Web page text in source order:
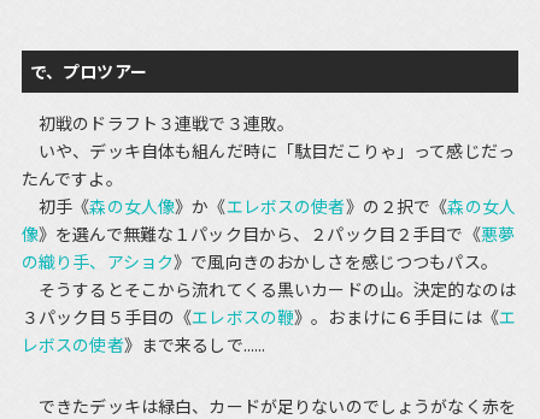
で、プロツアー
初戦のドラフト３連戦で３連敗。
いや、デッキ自体も組んだ時に「駄目だこりゃ」って感じだっ
たんですよ。
初手《森の女人像》か《エレボスの使者》の２択で《森の女人
像》を選んで無難な１パック目から、２パック目２手目で《悪夢
の織り手、アショク》で風向きのおかしさを感じつつもパス。
そうするとそこから流れてくる黒いカードの山。決定的なのは
３パック目５手目の《エレボスの鞭》。おまけに６手目には《エ
レボスの使者》まで来るしで......
できたデッキは緑白、カードが足りないのでしょうがなく赤を